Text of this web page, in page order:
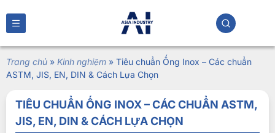
Trang chủ » Kinh nghiệm » Tiêu chuẩn Ống Inox – Các chuẩn
ASTM, JIS, EN, DIN & Cách Lựa Chọn
TIÊU CHUẨN ỐNG INOX – CÁC CHUẨN ASTM,
JIS, EN, DIN & CÁCH LỰA CHỌN